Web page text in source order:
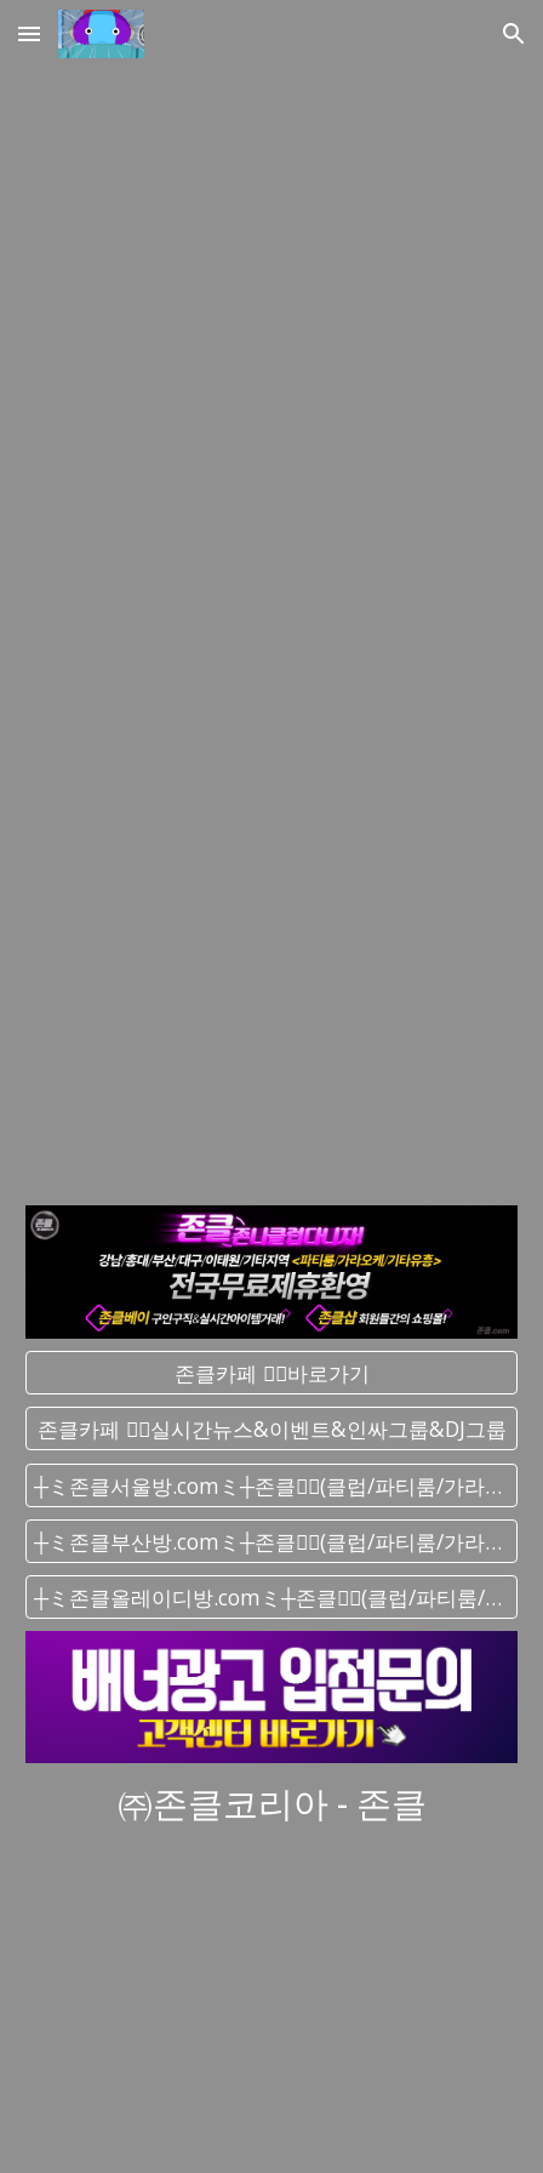
Skip to main content Skip to navigation
존클카페 ❤️‍🔥바로가기
존클카페 ❤️‍🔥실시간 뉴스&이벤트&인싸그룹&DJ그룹
┼ミ존클서울방.comミ┼존클❤️‍🔥(클럽/파티룸/가라오케) - 단톡방
┼ミ존클부산방.comミ┼존클❤️‍🔥(클럽/파티룸/가라오케) - 단톡방
┼ミ존클올레이디방.comミ┼존클❤️‍🔥(클럽/파티룸/가라오케) - 단톡방
㈜존클코리아 - 존클